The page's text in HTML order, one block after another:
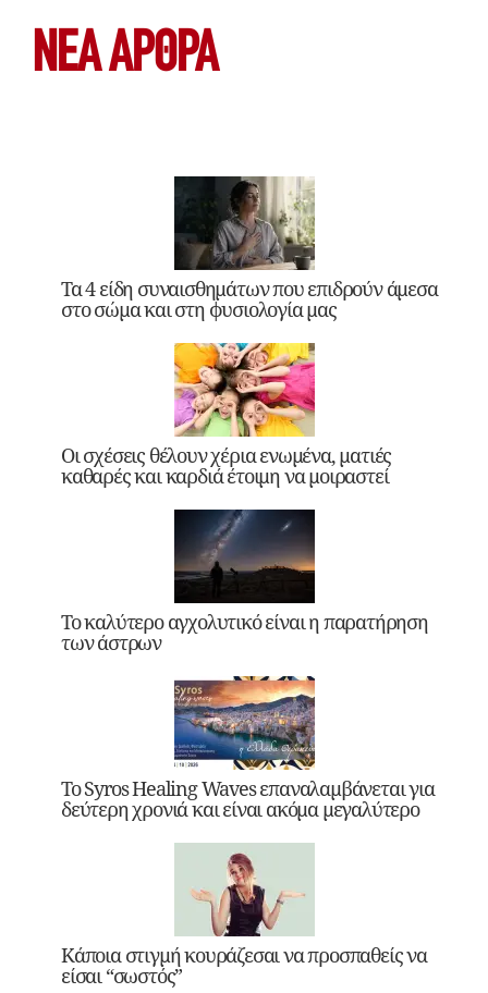
ΝΕΑ ΆΡΘΡΑ
Τα 4 είδη συναισθημάτων που επιδρούν άμεσα
στο σώμα και στη φυσιολογία μας
Οι σχέσεις θέλουν χέρια ενωμένα, ματιές
καθαρές και καρδιά έτοιμη να μοιραστεί
Το καλύτερο αγχολυτικό είναι η παρατήρηση
των άστρων
Το Syros Healing Waves επαναλαμβάνεται για
δεύτερη χρονιά και είναι ακόμα μεγαλύτερο
Κάποια στιγμή κουράζεσαι να προσπαθείς να
είσαι “σωστός”